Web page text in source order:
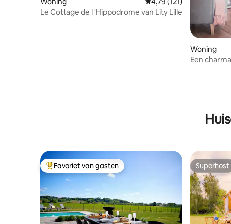
Le Cottage de l 'Hippodrome van Lity Lille
Woning
Een
Topfavoriet van gasten
Favoriet van gasten Superhost
Superhost